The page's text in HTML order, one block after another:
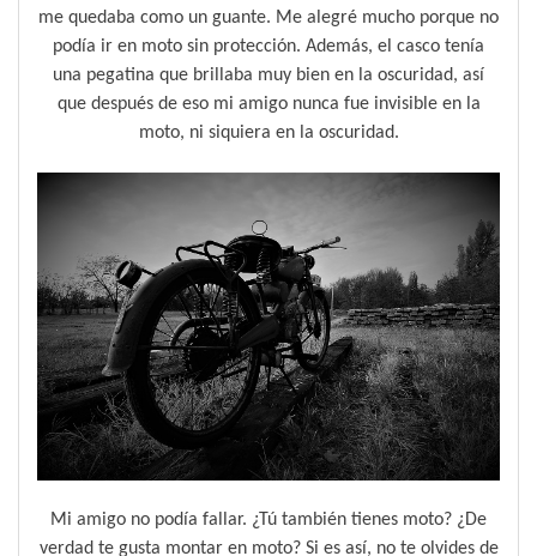
me quedaba como un guante. Me alegré mucho porque no
podía ir en moto sin protección. Además, el casco tenía
una pegatina que brillaba muy bien en la oscuridad, así
que después de eso mi amigo nunca fue invisible en la
moto, ni siquiera en la oscuridad.
Mi amigo no podía fallar. ¿Tú también tienes moto? ¿De
verdad te gusta montar en moto? Si es así, no te olvides de